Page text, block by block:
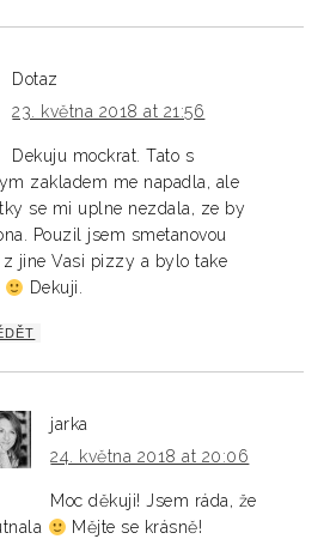
Dotaz
23. května 2018 at 21:56
Dekuju mockrat. Tato s
zakladem me napadla, ale
se mi uplne nezdala, ze by
Pouzil jsem smetanovou
z jine Vasi pizzy a bylo take
Dekuji.
jarka
24. května 2018 at 20:06
Moc děkuji! Jsem ráda, že
Mějte se krásně!